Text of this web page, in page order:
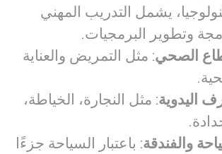
يشمل التدريب المهني
وتطوير البرمجيات.
الصحي: مثل التمريض والعناية
اليدوية: مثل النجارة، الخياطة،
والفندقة: باعتبار السياحة جزءًا